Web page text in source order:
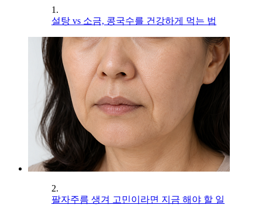
1.
설탕 vs 소금, 콩국수를 건강하게 먹는 법
2.
팔자주름 생겨 고민이라면 지금 해야 할 일